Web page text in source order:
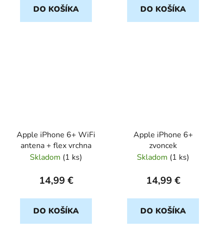
DO KOŠÍKA DO KOŠÍKA
Apple iPhone 6+ WiFi
antena + flex vrchna
Skladom (1 ks)
14,99 €
DO KOŠÍKA
Apple iPhone 6+
zvoncek
Skladom (1 ks)
14,99 €
DO KOŠÍKA